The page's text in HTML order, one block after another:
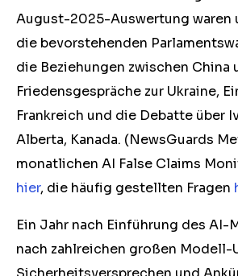
August-2025-Auswertung waren
die bevorstehenden
die Beziehungen zwischen China
Friedensgespräche zur Ukraine,
Frankreich und die Debatte über
Alberta, Kanada. (NewsGuards
monatlichen AI False Claims
hier, die häufig gestellten Fragen
Ein Jahr nach Einführung des AI-
nach zahlreichen großen Modell-